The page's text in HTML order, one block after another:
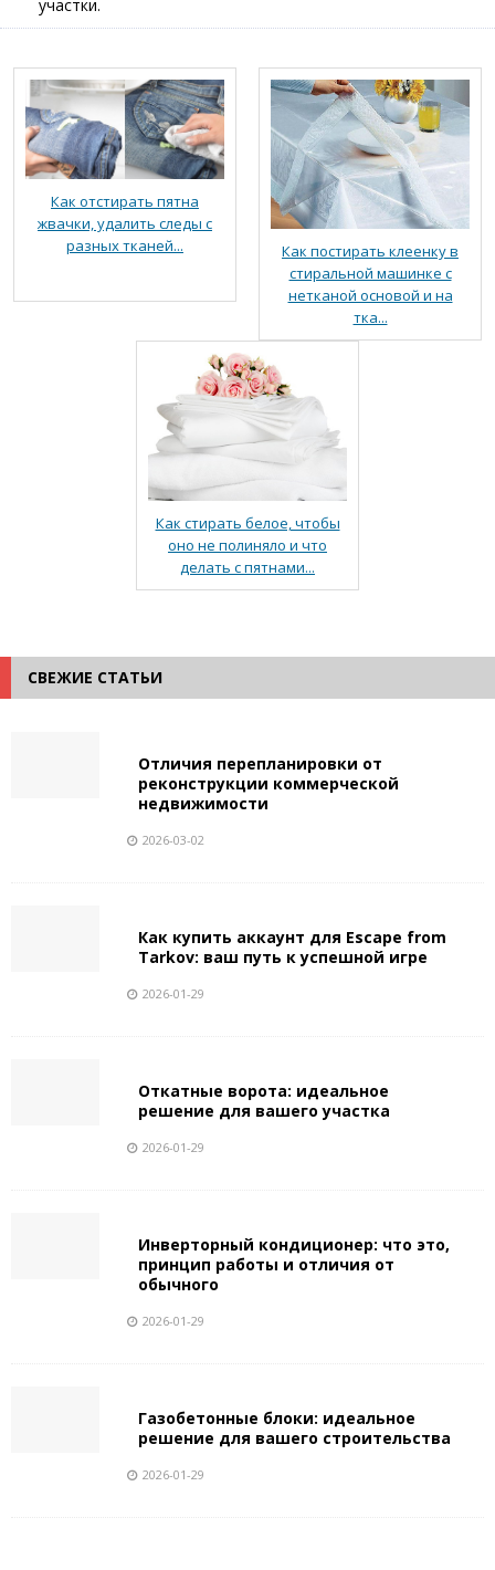
участки.
Как отстирать пятна
жвачки, удалить следы с
разных тканей...
Как постирать клеенку в
стиральной машинке с
нетканой основой и на
тка...
Как стирать белое, чтобы
оно не полиняло и что
делать с пятнами...
СВЕЖИЕ СТАТЬИ
Отличия перепланировки от
реконструкции коммерческой
недвижимости
2026-03-02
Как купить аккаунт для Escape from
Tarkov: ваш путь к успешной игре
2026-01-29
Откатные ворота: идеальное
решение для вашего участка
2026-01-29
Инверторный кондиционер: что это,
принцип работы и отличия от
обычного
2026-01-29
Газобетонные блоки: идеальное
решение для вашего строительства
2026-01-29